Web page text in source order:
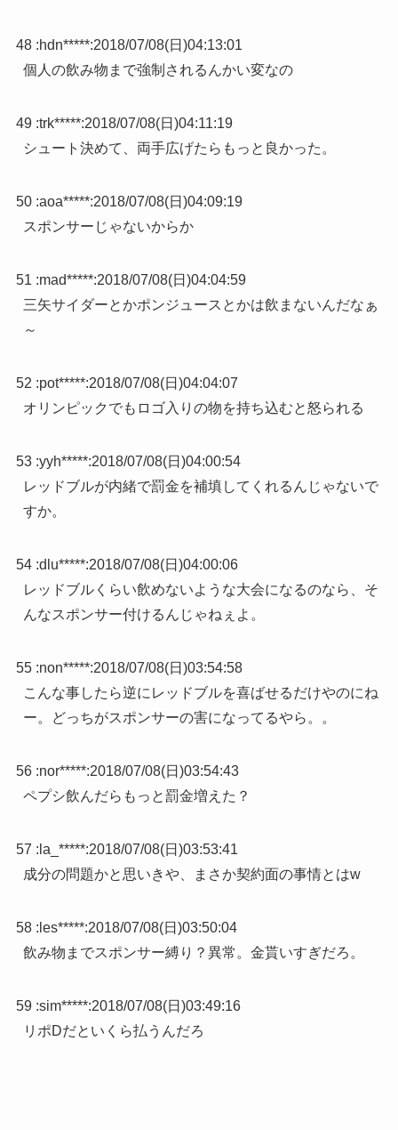
48 :hdn*****:2018/07/08(日)04:13:01
個人の飲み物まで強制されるんかい変なの
49 :trk*****:2018/07/08(日)04:11:19
シュート決めて、両手広げたらもっと良かった。
50 :aoa*****:2018/07/08(日)04:09:19
スポンサーじゃないからか
51 :mad*****:2018/07/08(日)04:04:59
三矢サイダーとかポンジュースとかは飲まないんだなぁ
～
52 :pot*****:2018/07/08(日)04:04:07
オリンピックでもロゴ入りの物を持ち込むと怒られる
53 :yyh*****:2018/07/08(日)04:00:54
レッドブルが内緒で罰金を補填してくれるんじゃないで
すか。
54 :dlu*****:2018/07/08(日)04:00:06
レッドブルくらい飲めないような大会になるのなら、そ
んなスポンサー付けるんじゃねぇよ。
55 :non*****:2018/07/08(日)03:54:58
こんな事したら逆にレッドブルを喜ばせるだけやのにね
ー。どっちがスポンサーの害になってるやら。。
56 :nor*****:2018/07/08(日)03:54:43
ペプシ飲んだらもっと罰金増えた？
57 : la_*****:2018/07/08(日)03:53:41
成分の問題かと思いきや、まさか契約面の事情とはw
58 : les*****:2018/07/08(日)03:50:04
飲み物までスポンサー縛り？異常。金貰いすぎだろ。
59 :sim*****:2018/07/08(日)03:49:16
リポDだといくら払うんだろ